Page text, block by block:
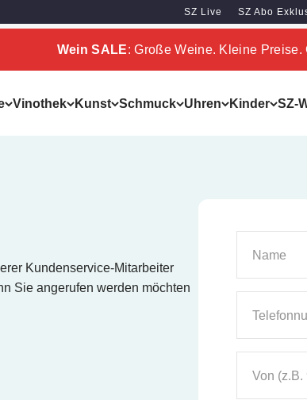
SZ Live SZ Abo
Wein SALE: Große Weine. Kleine
Vinothek Kunst Schmuck Uhren Kinder SZ-
Kundenservice-Mitarbeiter
Sie angerufen werden möchten
Name
Von (z.B.